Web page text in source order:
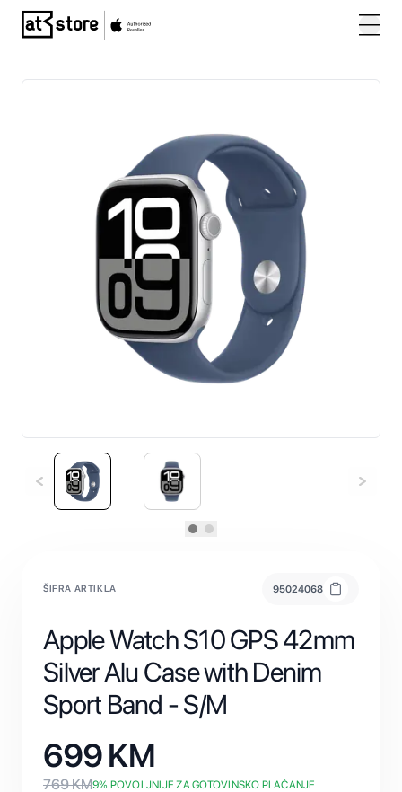
Posjetite početnu stranicu AT Store
ŠIFRA ARTIKLA 95024068
Apple Watch S10 GPS 42mm
Silver Alu Case with Denim
Sport Band - S/M
699KM
769KM9% POVOLJNIJE ZA GOTOVINSKO PLAĆANJE